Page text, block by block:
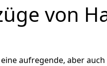
von
aufregende, aber auch